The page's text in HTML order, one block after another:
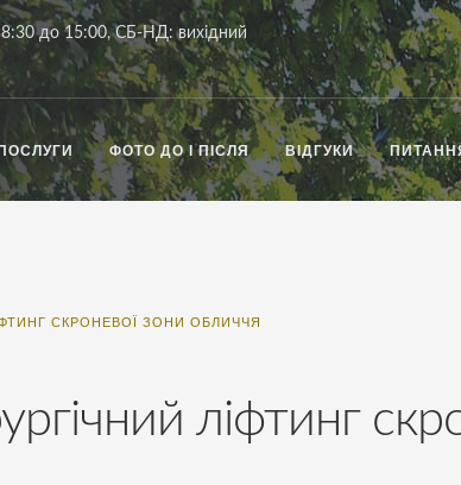
до 15:00, СБ-НД: вихідний
ФОТО ДО І ПІСЛЯ ВІДГУКИ
СКРОНЕВОЇ ЗОНИ ОБЛИЧЧЯ
ліфтинг